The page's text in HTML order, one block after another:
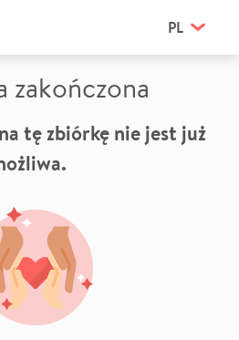
PL
zakończona
tę zbiórkę nie jest już